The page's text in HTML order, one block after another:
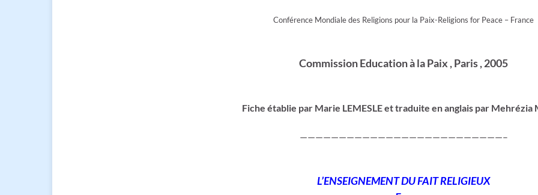
Conférence Mondiale des Religions pour la Paix-Religions for Peace – France
Commission Education à la Paix , Paris , 2005
Fiche établie par Marie LEMESLE et traduite en anglais par Mehrézia
——————————————————————————–
L’ENSEIGNEMENT DU FAIT RELIGIEUX